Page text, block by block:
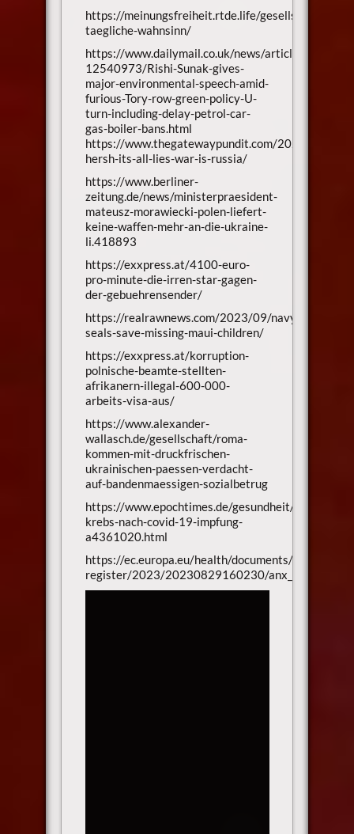
https://meinungsfreiheit.rtde.life/gesellschaft/
taegliche-wahnsinn/
https://www.dailymail.co.uk/news/article-
12540973/Rishi-Sunak-gives-
major-environmental-speech-amid-
furious-Tory-row-green-policy-U-
turn-including-delay-petrol-car-
gas-boiler-bans.html
https://www.thegatewaypundit.com/2023/09/
hersh-its-all-lies-war-is-russia/
https://www.berliner-
zeitung.de/news/ministerpraesident-
mateusz-morawiecki-polen-liefert-
keine-waffen-mehr-an-die-ukraine-
li.418893
https://exxpress.at/4100-euro-
pro-minute-die-irren-star-gagen-
der-gebuehrensender/
https://realrawnews.com/2023/09/navy-
seals-save-missing-maui-children/
https://exxpress.at/korruption-
polnische-beamte-stellten-
afrikanern-illegal-600-000-
arbeits-visa-aus/
https://www.alexander-
wallasch.de/gesellschaft/roma-
kommen-mit-druckfrischen-
ukrainischen-paessen-verdacht-
auf-bandenmaessigen-sozialbetrug
https://www.epochtimes.de/gesundheit/turbo-
krebs-nach-covid-19-impfung-
a4361020.html
https://ec.europa.eu/health/documents/community-
register/2023/20230829160230/